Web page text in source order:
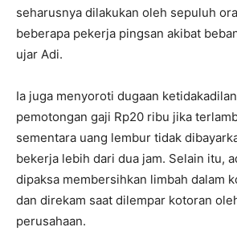
seharusnya dilakukan oleh sepuluh
beberapa pekerja pingsan akibat
ujar Adi.
Ia juga menyoroti dugaan
pemotongan gaji Rp20 ribu jika
sementara uang lembur tidak
bekerja lebih dari dua jam. Selain itu,
dipaksa membersihkan limbah dalam
dan direkam saat dilempar kotoran
perusahaan.